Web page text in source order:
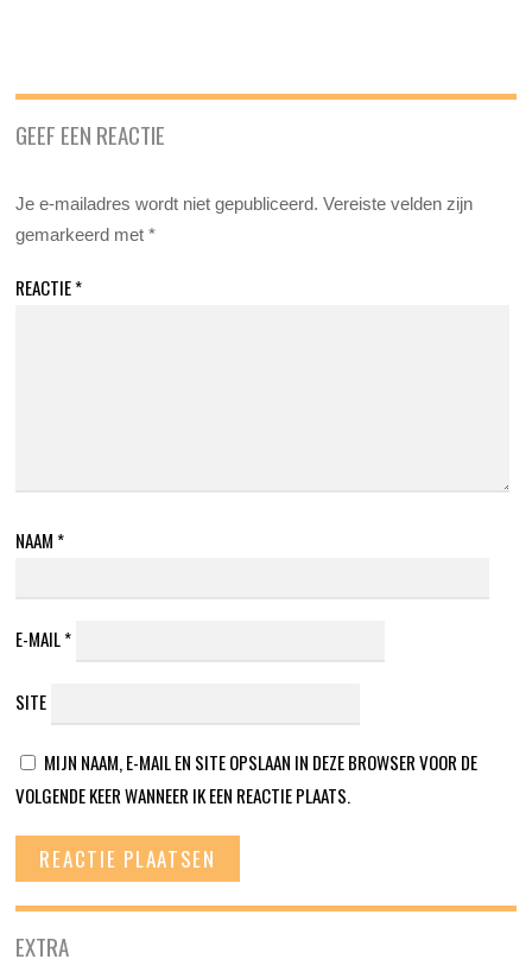
GEEF EEN REACTIE
Je e-mailadres wordt niet gepubliceerd. Vereiste velden zijn
gemarkeerd met*
REACTIE*
NAAM *
E-MAIL*
SITE
MIJN NAAM, E-MAIL EN SITE OPSLAAN IN DEZE BROWSER VOOR DE
VOLGENDE KEER WANNEER IK EEN REACTIE PLAATS.
EXTRA